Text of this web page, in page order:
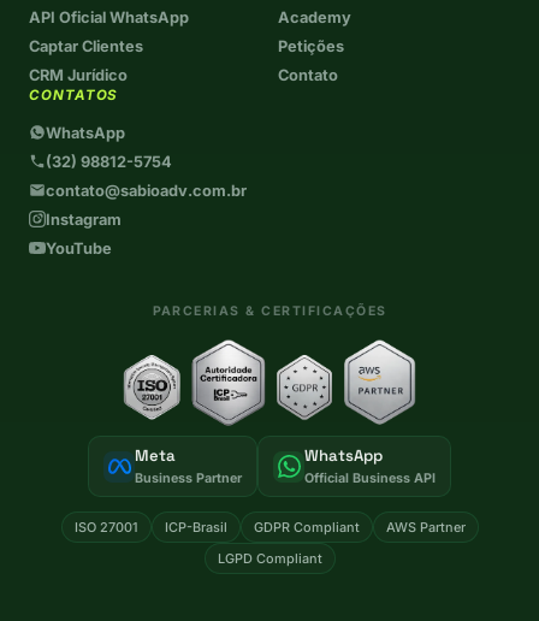
PARCERIAS & CERTIFICAÇÕES
Meta
Business Partner
WhatsApp
Official Business API
ISO 27001 ICP-Brasil GDPR Compliant
AWS Partner
LGPD Compliant
API Oficial WhatsApp
Captar Clientes
CRM Jurídico
Academy
Petições
Contato
CONTATOS
WhatsApp
(32) 98812-5754
contato@sabioadv.com.br
Instagram
YouTube